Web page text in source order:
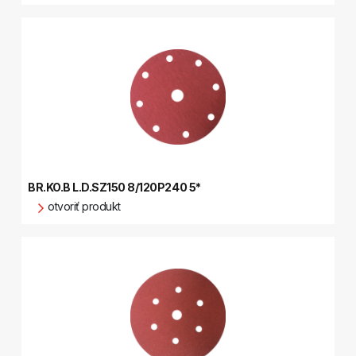
BR.KO.B L.D.SZ150 8/120P240 5*
otvoriť produkt